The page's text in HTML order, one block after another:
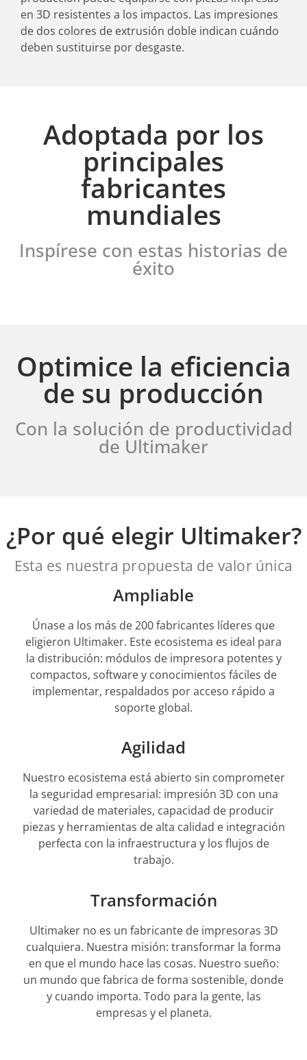
en 3D resistentes a los impactos. Las impresiones
de dos colores de extrusión doble indican cuándo
deben sustituirse por desgaste.
Adoptada por los
principales
fabricantes
mundiales
Inspírese con estas historias de
éxito
Optimice la eficiencia
de su producción
Con la solución de productividad
de Ultimaker
¿Por qué elegir Ultimaker?
Esta es nuestra propuesta de valor única
Ampliable
Únase a los más de 200 fabricantes líderes que
eligieron Ultimaker. Este ecosistema es ideal para
la distribución: módulos de impresora potentes y
compactos, software y conocimientos fáciles de
implementar, respaldados por acceso rápido a
soporte global.
Agilidad
Nuestro ecosistema está abierto sin comprometer
la seguridad empresarial: impresión 3D con una
variedad de materiales, capacidad de producir
piezas y herramientas de alta calidad e integración
perfecta con la infraestructura y los flujos de
trabajo.
Transformación
Ultimaker no es un fabricante de impresoras 3D
cualquiera. Nuestra misión: transformar la forma
en que el mundo hace las cosas. Nuestro sueño:
un mundo que fabrica de forma sostenible, donde
y cuando importa. Todo para la gente, las
empresas y el planeta.